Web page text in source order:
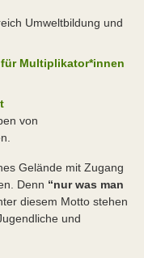
Umweltbildung und
Multiplikator*innen
von
Gelände mit Zugang
Denn “nur was man
diesem Motto stehen
und